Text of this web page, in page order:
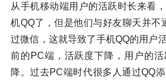
从手机移动端用户的活跃时长来看
机QQ了，但是他们与好友聊天并不
过微信，这就导致了手机QQ的用户
前的PC端，活跃度下降，用户的
降。过去PC端时代很多人通过QQ